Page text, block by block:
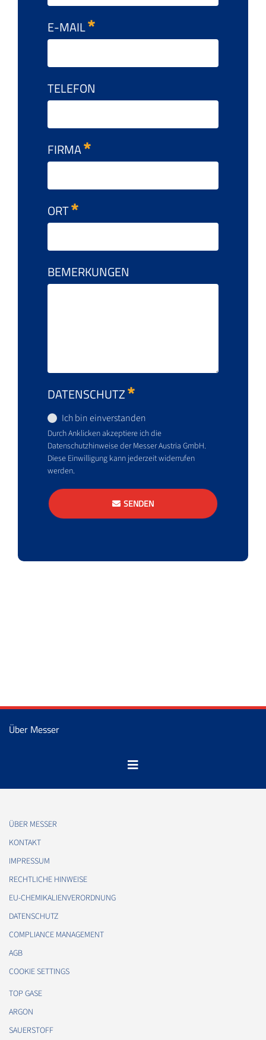
E-MAIL
TELEFON
FIRMA
ORT
BEMERKUNGEN
DATENSCHUTZ
Ich bin einverstanden
Durch Anklicken akzeptiere ich die
Datenschutzhinweise der Messer Austria GmbH.
Diese Einwilligung kann jederzeit widerrufen
werden.
SENDEN
Über Messer
ÜBER MESSER
KONTAKT
IMPRESSUM
RECHTLICHE HINWEISE
EU-CHEMIKALIENVERORDNUNG
DATENSCHUTZ
COMPLIANCE MANAGEMENT
AGB
COOKIE SETTINGS
TOP GASE
ARGON
SAUERSTOFF